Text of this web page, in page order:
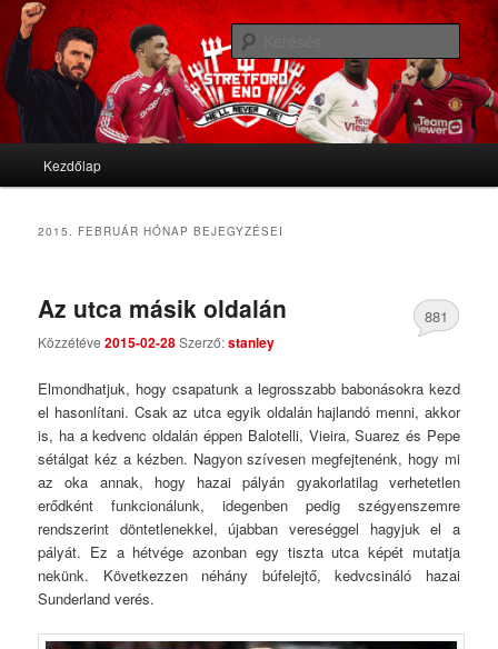
Stretford End
We'll never die
Tovább az elsődleges tartalomra
Tovább a másodlagos tartalomra
Kezdőlap
2015. FEBRUÁR HÓNAP BEJEGYZÉSEI
Az utca másik oldalán
Közzétéve2015-02-28Szerző:stanley
881
Elmondhatjuk, hogy csapatunk a legrosszabb babonásokra kezd
el hasonlítani. Csak az utca egyik oldalán hajlandó menni, akkor
is, ha a kedvenc oldalán éppen Balotelli, Vieira, Suarez és Pepe
sétálgat kéz a kézben. Nagyon szívesen megfejtenénk, hogy mi
az oka annak, hogy hazai pályán gyakorlatilag verhetetlen
erődként funkcionálunk, idegenben pedig szégyenszemre
rendszerint döntetlenekkel, újabban vereséggel hagyjuk el a
pályát. Ez a hétvége azonban egy tiszta utca képét mutatja
nekünk. Következzen néhány búfelejtő, kedvcsináló hazai
Sunderland verés.